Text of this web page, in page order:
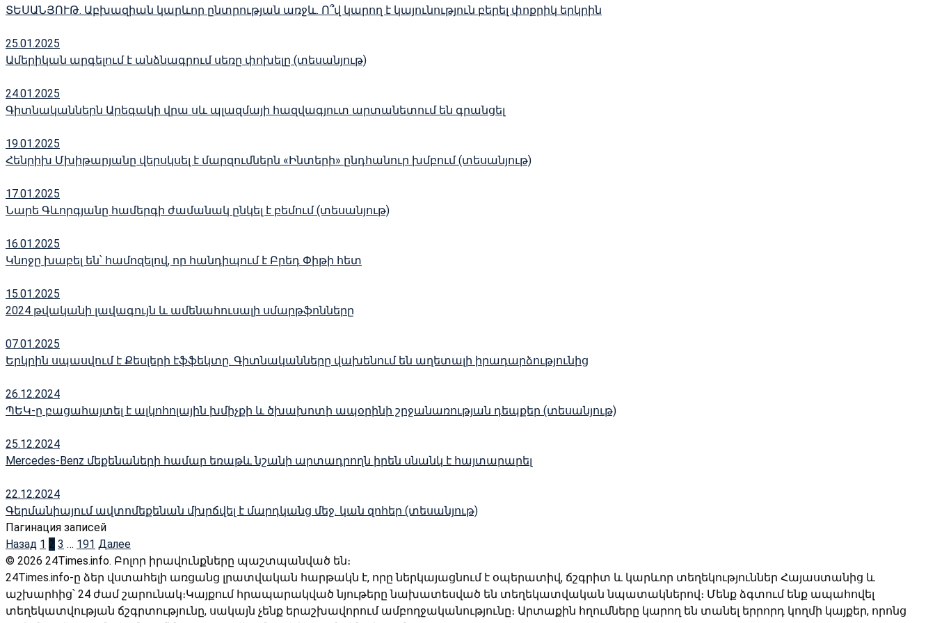
ՏԵՍԱՆՅՈՒԹ․ Աբխազիան կարևոր ընտրության առջև. Ո՞վ կարող է կայունություն բերել փոքրիկ երկրին
25.01.2025
Ամերիկան արգելում է անձնագրում սեռը փոխելը (տեսանյութ)
24.01.2025
Գիտնականներն Արեգակի վրա սև պլազմայի հազվագյուտ արտանետում են գրանցել
19.01.2025
Հենրիխ Մխիթարյանը վերսկսել է մարզումներն «Ինտերի» ընդհանուր խմբում (տեսանյութ)
17.01.2025
Նարե Գևորգյանը համերգի ժամանակ ընկել է բեմում (տեսանյութ)
16.01.2025
Կնոջը խաբել են՝ համոզելով, որ հանդիպում է Բրեդ Փիթի հետ
15.01.2025
2024 թվականի լավագույն և ամենահուսալի սմարթֆոնները
07.01.2025
Երկրին սպասվում է Քեսլերի էֆֆեկտը․ Գիտնականները վախենում են աղետալի իրադարձությունից
26.12.2024
ՊԵԿ-ը բացահայտել է ալկոհոլային խմիչքի և ծխախոտի ապօրինի շրջանառության դեպքեր (տեսանյութ)
25.12.2024
Mercedes-Benz մեքենաների համար եռաթև նշանի արտադրողն իրեն սնանկ է հայտարարել
22.12.2024
Գերմանիայում ավտոմեքենան մխրճվել է մարդկանց մեջ․ կան զոհեր (տեսանյութ)
Пагинация записей
Назад 1 2 3 … 191 Далее
© 2026 24Times.info․ Բոլոր իրավունքները պաշտպանված են։
24Times.info-ը ձեր վստահելի առցանց լրատվական հարթակն է, որը ներկայացնում է օպերատիվ, ճշգրիտ և կարևոր տեղեկություններ Հայաստանից և
աշխարհից՝ 24 ժամ շարունակ։Կայքում հրապարակված նյութերը նախատեսված են տեղեկատվական նպատակներով։ Մենք ձգտում ենք ապահովել
տեղեկատվության ճշգրտությունը, սակայն չենք երաշխավորում ամբողջականությունը։ Արտաքին հղումները կարող են տանել երրորդ կողմի կայքեր, որոնց